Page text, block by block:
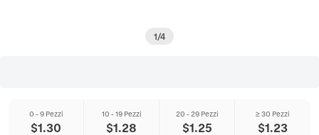
1/4
0 - 9 Pezzi
$1.30
10 - 19 Pezzi
$1.28
20 - 29 Pezzi
$1.25
≥ 30 Pezzi
$1.23